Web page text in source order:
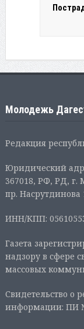
Молодежь
Редакция
Юридический
367018, РФ, РД, г.
пр. Насрутдинова
ИНН/КПП:
Газета
надзору в сфере
массовых
Свидетельство о
информации: ПИ №